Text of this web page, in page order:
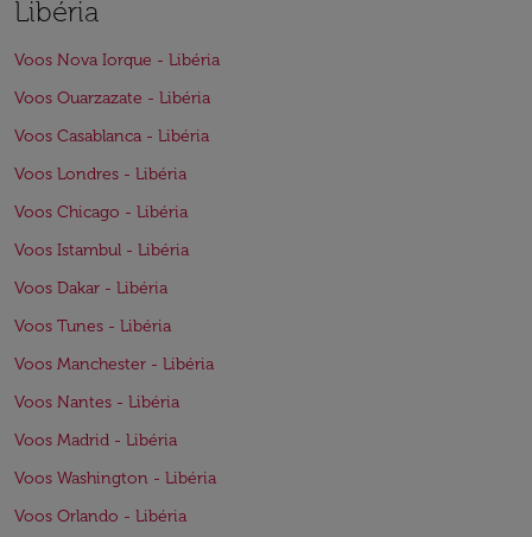
Libéria
Voos Nova Iorque - Libéria
Voos Ouarzazate - Libéria
Voos Casablanca - Libéria
Voos Londres - Libéria
Voos Chicago - Libéria
Voos Istambul - Libéria
Voos Dakar - Libéria
Voos Tunes - Libéria
Voos Manchester - Libéria
Voos Nantes - Libéria
Voos Madrid - Libéria
Voos Washington - Libéria
Voos Orlando - Libéria